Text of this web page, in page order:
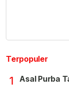
Terpopuler
1 Asal Purba